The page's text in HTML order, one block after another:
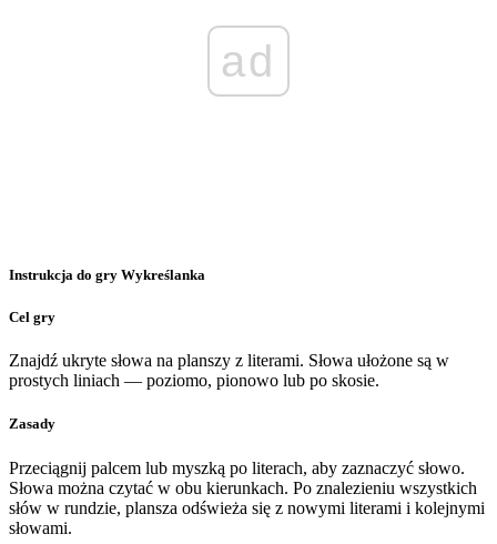
ad
Instrukcja do gry Wykreślanka
Cel gry
Znajdź ukryte słowa na planszy z literami. Słowa ułożone są w
prostych liniach — poziomo, pionowo lub po skosie.
Zasady
Przeciągnij palcem lub myszką po literach, aby zaznaczyć słowo.
Słowa można czytać w obu kierunkach. Po znalezieniu wszystkich
słów w rundzie, plansza odświeża się z nowymi literami i kolejnymi
słowami.